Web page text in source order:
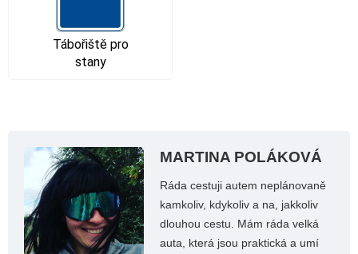
Tábořiště pro
stany
MARTINA POLÁKOVÁ
Ráda cestuji autem neplánovaně
kamkoliv, kdykoliv a na, jakkoliv
dlouhou cestu. Mám ráda velká
auta, která jsou praktická a umí